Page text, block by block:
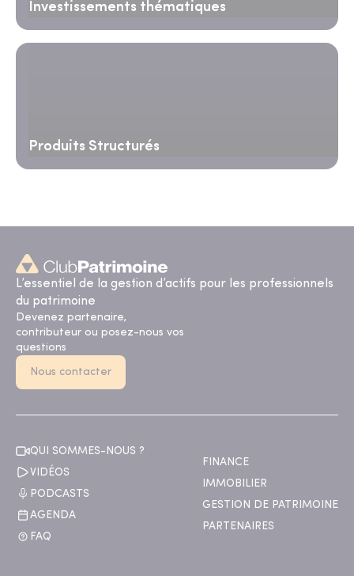
Investissements thématiques
Produits Structurés
L’essentiel de la gestion d’actifs pour les professionnels
du patrimoine
Devenez partenaire,
contributeur ou posez-nous vos
questions
Nous contacter
QUI SOMMES-NOUS ?
VIDÉOS
PODCASTS
AGENDA
FAQ
FINANCE
IMMOBILIER
GESTION DE PATRIMOINE
PARTENAIRES